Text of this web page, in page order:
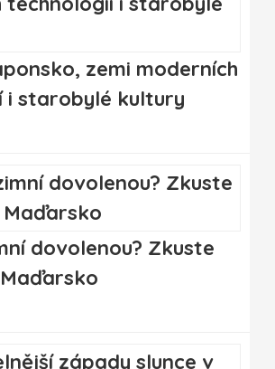
zemi moderních
i starobylé kultury
dovolenou? Zkuste